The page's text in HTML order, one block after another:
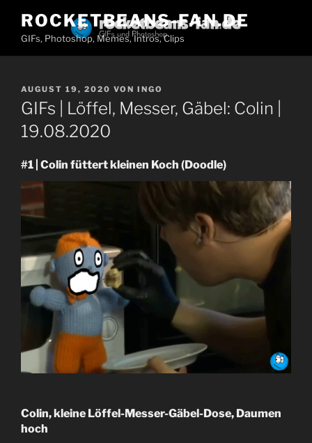
Inhalt
springen
ROCKETBEANS-FAN.DE
GIFs, Photoshop, Memes, Intros, Clips
VERÖFFENTLICHT
AM
AUGUST 19, 2020 VON INGO
GIFs | Löffel, Messer, Gäbel: Colin |
19.08.2020
#1 | Colin füttert kleinen Koch (Doodle)
Colin, kleine Löffel-Messer-Gäbel-Dose, Daumen
hoch